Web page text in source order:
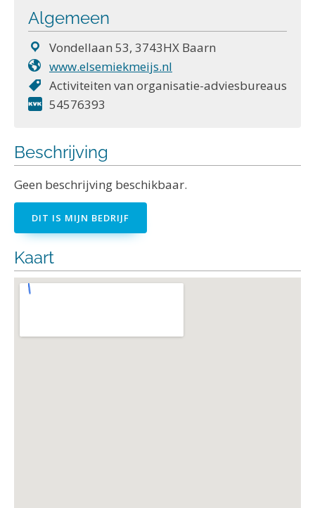
Algemeen
Vondellaan 53, 3743HX Baarn
www.elsemiekmeijs.nl
Activiteiten van organisatie-adviesbureaus
54576393
Beschrijving
Geen beschrijving beschikbaar.
DIT IS MIJN BEDRIJF
Kaart